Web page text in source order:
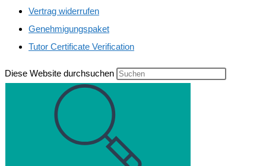
Vertrag widerrufen
Genehmigungspaket
Tutor Certificate Verification
Diese Website durchsuchen